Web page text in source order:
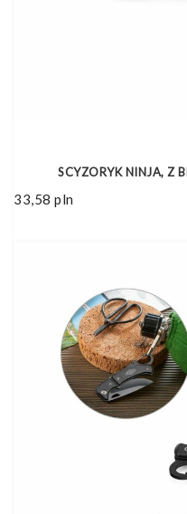
SCYZORYK NINJA, Z
33,58 pln